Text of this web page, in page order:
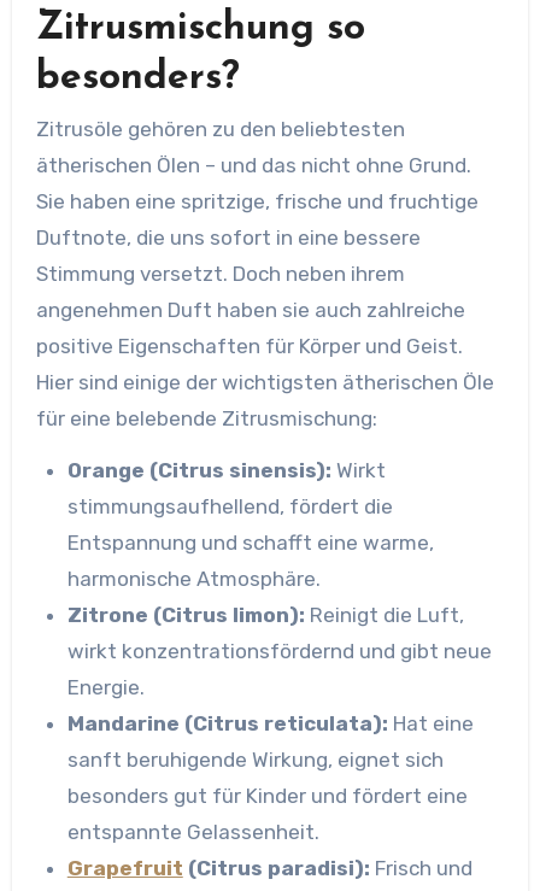
Zitrusmischung so
besonders?
Zitrusöle gehören zu den beliebtesten
ätherischen Ölen – und das nicht ohne Grund.
Sie haben eine spritzige, frische und fruchtige
Duftnote, die uns sofort in eine bessere
Stimmung versetzt. Doch neben ihrem
angenehmen Duft haben sie auch zahlreiche
positive Eigenschaften für Körper und Geist.
Hier sind einige der wichtigsten ätherischen Öle
für eine belebende Zitrusmischung:
Orange (Citrus sinensis): Wirkt
stimmungsaufhellend, fördert die
Entspannung und schafft eine warme,
harmonische Atmosphäre.
Zitrone (Citrus limon): Reinigt die Luft,
wirkt konzentrationsfördernd und gibt neue
Energie.
Mandarine (Citrus reticulata): Hat eine
sanft beruhigende Wirkung, eignet sich
besonders gut für Kinder und fördert eine
entspannte Gelassenheit.
Grapefruit (Citrus paradisi): Frisch und